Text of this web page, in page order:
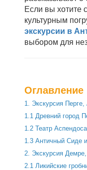
Если вы хотите
культурным
экскурсии в
выбором для
Оглавление
1. Экскурсия
1.1 Древний город
1.2 Театр
1.3 Античный Сиде
2. Экскурсия
2.1 Ликийские